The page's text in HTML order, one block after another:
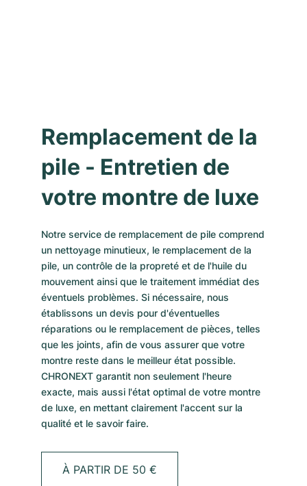
Remplacement de la
pile - Entretien de
votre montre de luxe
Notre service de remplacement de pile comprend
un nettoyage minutieux, le remplacement de la
pile, un contrôle de la propreté et de l'huile du
mouvement ainsi que le traitement immédiat des
éventuels problèmes. Si nécessaire, nous
établissons un devis pour d'éventuelles
réparations ou le remplacement de pièces, telles
que les joints, afin de vous assurer que votre
montre reste dans le meilleur état possible.
CHRONEXT garantit non seulement l'heure
exacte, mais aussi l'état optimal de votre montre
de luxe, en mettant clairement l'accent sur la
qualité et le savoir faire.
À PARTIR DE 50 €